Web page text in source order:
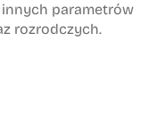
innych parametrów
rozrodczych.